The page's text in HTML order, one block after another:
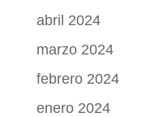
abril 2024
marzo 2024
febrero 2024
enero 2024